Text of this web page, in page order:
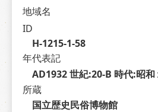
地域名
ID
H-1215-1-58
年代表記
AD1932 世紀:20-B 時代:昭
所蔵
国立歴史民俗博物館